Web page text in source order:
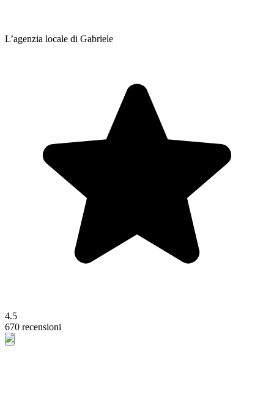
L’agenzia locale di Gabriele
4.5
670 recensioni